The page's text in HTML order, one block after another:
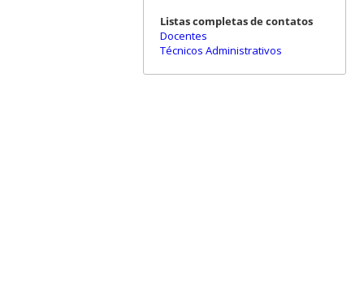
Listas completas de contatos
Docentes
Técnicos Administrativos